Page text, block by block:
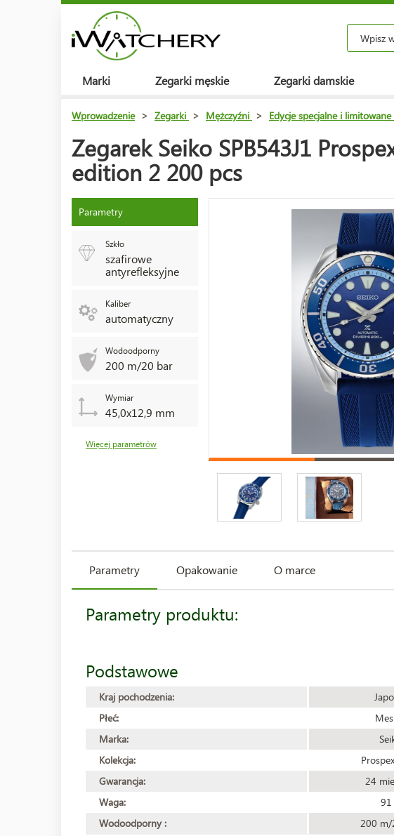
Marki Zegarki męskie Zegarki damskie
Wprowadzenie > Zegarki > Mężczyźni > Edycje specjalne i limitowane
Zegarek Seiko SPB543J1
edition 2 200 pcs
Parametry
Szkło
szafirowe
antyrefleksyjne
Kaliber
automatyczny
Wodoodporny
200 m/20 bar
Wymiar
45,0x12,9 mm
Więcej parametrów
Parametry Opakowanie O marce
Parametry produktu:
Podstawowe
Kraj pochodzenia:
Płeć:
Marka:
Kolekcja:
Gwarancja:
24
Waga:
91
Wodoodporny :
200